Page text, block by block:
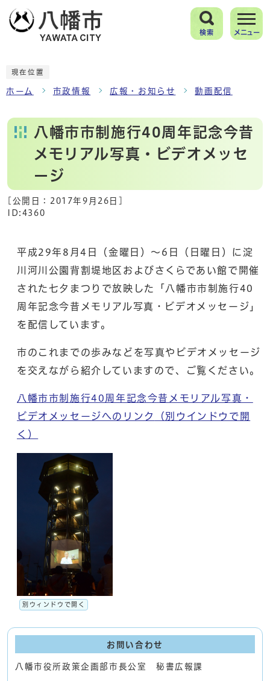
検索 メニュー
現在位置
ホーム 市政情報 広報・お知らせ 動画配信
八幡市市制施行40周年記念今昔
メモリアル写真・ビデオメッセ
ージ
[公開日： 2017年9月26日
ID:4360
平成29年8月4日（金曜日）～6日（日曜日）に淀
川河川公園背割堤地区およびさくらであい館で開催
された七夕まつりで放映した「八幡市市制施行40
周年記念今昔メモリアル写真・ビデオメッセージ」
を配信しています。
市のこれまでの歩みなどを写真やビデオメッセージ
を交えながら紹介していますので、ご覧ください。
八幡市市制施行40周年記念今昔メモリアル写真・
ビデオメッセージへのリンク
（別ウインドウで開
く）
別ウィンドウで開く
お問い合わせ
八幡市役所政策企画部市長公室 秘書広報課